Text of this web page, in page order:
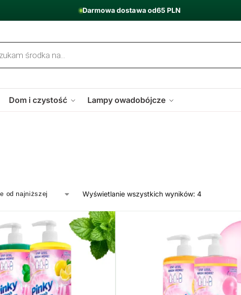
Darmowa dostawa od65 PLN
Dom i czystość Lampy owadobójcze
Wyświetlanie wszystkich wyników: 4